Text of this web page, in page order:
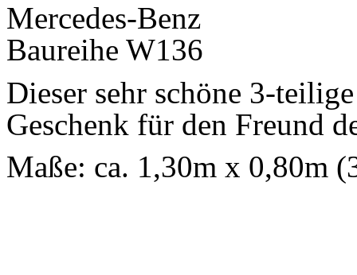
Mercedes-Benz
Baureihe W136
Dieser sehr schöne 3-
Geschenk für den Freund
Maße: ca. 1,30m x 0,80m